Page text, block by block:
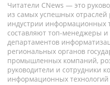
Читатели CNews — это
из самых успешных отраслей
индустрии информационных
составляют топ-менеджеры
департаментов
региональных органов
промышленных компаний,
руководители и сотрудники
информационных технологий